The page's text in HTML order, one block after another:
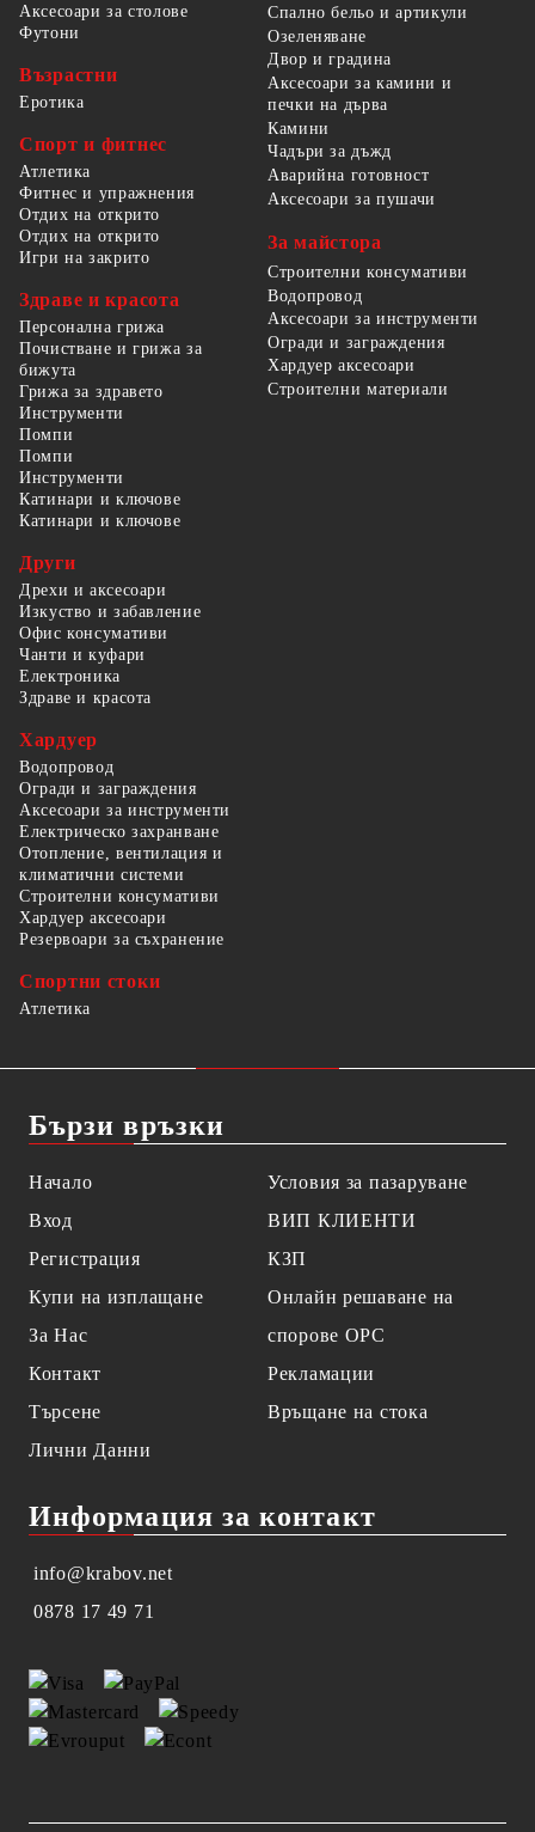
Аксесоари за столове
Футони
Възрастни
Еротика
Спорт и фитнес
Атлетика
Фитнес и упражнения
Отдих на открито
Отдих на открито
Игри на закрито
Здраве и красота
Персонална грижа
Почистване и грижа за
бижута
Грижа за здравето
Спално бельо и артикули
Озеленяване
Двор и градина
Аксесоари за камини и
печки на дърва
Камини
Чадъри за дъжд
Аварийна готовност
Аксесоари за пушачи
За майстора
Строителни консумативи
Водопровод
Аксесоари за инструменти
Огради и заграждения
Хардуер аксесоари
Строителни материали
Инструменти
Помпи
Помпи
Инструменти
Катинари и ключове
Катинари и ключове
Други
Дрехи и аксесоари
Изкуство и забавление
Офис консумативи
Чанти и куфари
Електроника
Здраве и красота
Хардуер
Водопровод
Огради и заграждения
Аксесоари за инструменти
Електрическо захранване
Отопление, вентилация и
климатични системи
Строителни консумативи
Хардуер аксесоари
Резервоари за съхранение
Спортни стоки
Атлетика
Бързи връзки
Начало
Вход
Регистрация
Купи на изплащане
За Нас
Контакт
Търсене
Лични Данни
Условия за пазаруване
ВИП КЛИЕНТИ
КЗП
Онлайн решаване на
спорове OPC
Рекламации
Връщане на стока
Информация за контакт
info@krabov.net
0878 17 49 71